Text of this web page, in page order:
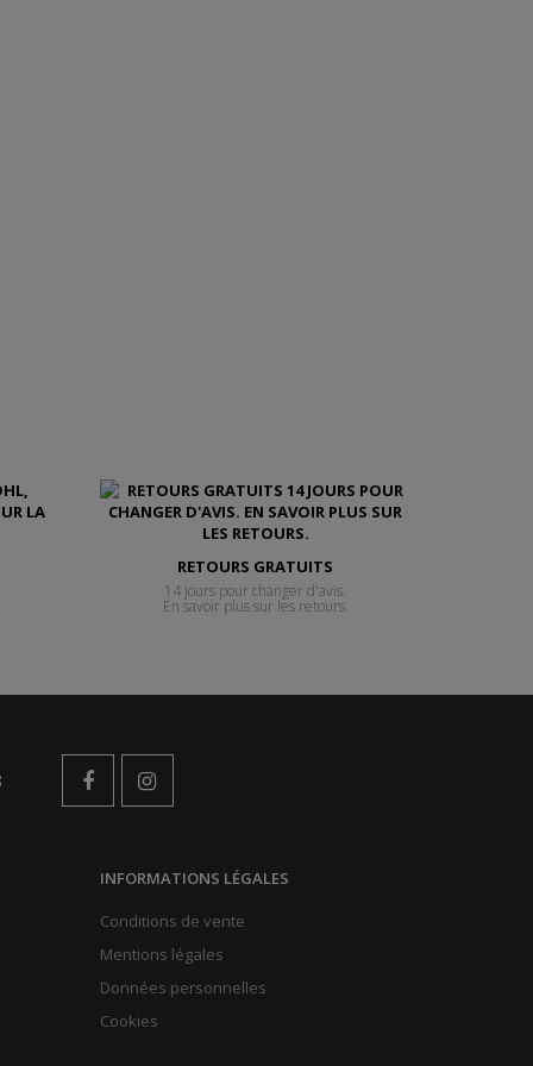
RETOURS GRATUITS
14 jours pour changer d'avis.
En savoir plus sur les retours.
INFORMATIONS LÉGALES
Conditions de vente
Mentions légales
Données personnelles
Cookies